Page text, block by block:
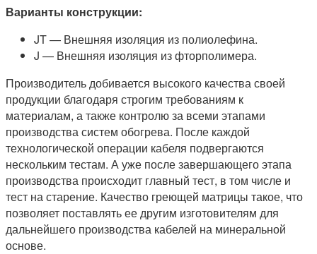
Варианты конструкции:
JT — Внешняя изоляция из полиолефина.
J — Внешняя изоляция из фторполимера.
Производитель добивается высокого качества своей
продукции благодаря строгим требованиям к
материалам, а также контролю за всеми этапами
производства систем обогрева. После каждой
технологической операции кабеля подвергаются
нескольким тестам. А уже после завершающего этапа
производства происходит главный тест, в том числе и
тест на старение. Качество греющей матрицы такое, что
позволяет поставлять ее другим изготовителям для
дальнейшего производства кабелей на минеральной
основе.